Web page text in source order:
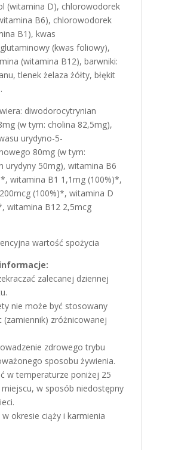
(witamina D), chlorowodorek
B6), chlorowodorek
B1), kwas
(kwas foliowy),
(witamina B12), barwniki:
tlenek żelaza żółty, błękit
diwodorocytrynian
(w tym: cholina 82,5mg),
urydyno-5-
80mg (w tym:
urydyny 50mg), witamina B6
witamina B1 1,1mg (100%)*,
(100%)*, witamina D
witamina B12 2,5mcg
wartość spożycia
zalecanej dziennej
nie może być stosowany
(zamiennik) zróżnicowanej
zdrowego trybu
sposobu żywienia.
w temperaturze poniżej 25
miejscu, w sposób niedostępny
okresie ciąży i karmienia